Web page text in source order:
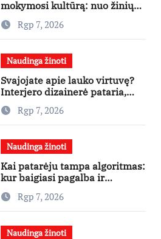
mokymosi kultūrą: nuo žinių
kaupimo – prie jų supratimo ir
taikymo
Rgp 7, 2026
Naudinga žinoti
Svajojate apie lauko virtuvę?
Interjero dizainerė pataria,
nuo ko pradėti
Rgp 7, 2026
Naudinga žinoti
Kai patarėju tampa algoritmas:
kur baigiasi pagalba ir
prasideda reklama?
Rgp 7, 2026
Naudinga žinoti